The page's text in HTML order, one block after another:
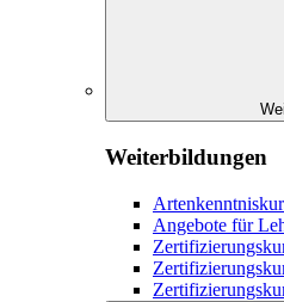
Weiterbildungen
Angebote für